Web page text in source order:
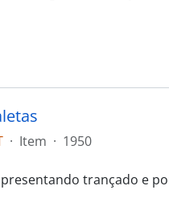
· Item · 1950
trançado e